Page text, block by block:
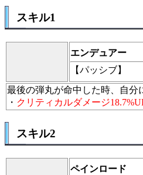
スキル1
エンデュアー
【パッシブ】
最後の弾丸が命中した時、自分
・ クリティカルダメージ
スキル2
ペインロード